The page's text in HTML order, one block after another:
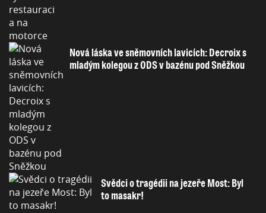
Nová láska ve sněmovních lavicích: Decroix s
mladým kolegou z ODS v bazénu pod Sněžkou
Svědci o tragédii na jezeře Most: Byl
to masakr!